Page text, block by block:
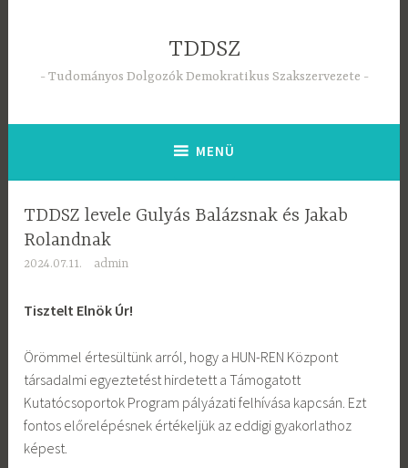
TDDSZ
Tudományos Dolgozók Demokratikus Szakszervezete
MENÜ
TDDSZ levele Gulyás Balázsnak és Jakab
Rolandnak
2024.07.11. admin
Tisztelt Elnök Úr!
Örömmel értesültünk arról, hogy a HUN-REN Központ
társadalmi egyeztetést hirdetett a Támogatott
Kutatócsoportok Program pályázati felhívása kapcsán. Ezt
fontos előrelépésnek értékeljük az eddigi gyakorlathoz
képest.